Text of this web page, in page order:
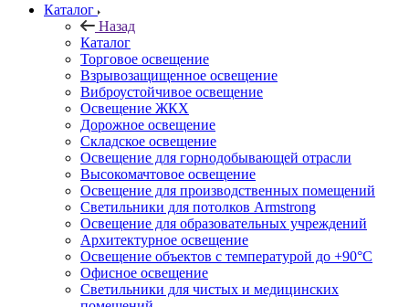
Каталог
Назад
Каталог
Торговое освещение
Взрывозащищенное освещение
Виброустойчивое освещение
Освещение ЖКХ
Дорожное освещение
Складское освещение
Освещение для горнодобывающей отрасли
Высокомачтовое освещение
Освещение для производственных помещений
Светильники для потолков Armstrong
Освещение для образовательных учреждений
Архитектурное освещение
Освещение объектов с температурой до +90°С
Офисное освещение
Светильники для чистых и медицинских